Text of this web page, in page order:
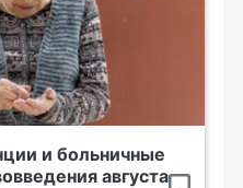
и больничные
августа